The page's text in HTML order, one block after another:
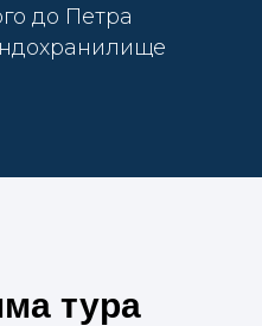
до Петра
тура